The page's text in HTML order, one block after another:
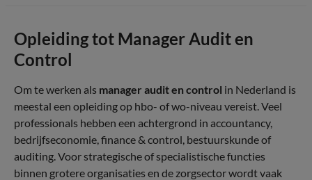
Opleiding tot Manager Audit en
Control
Om te werken als manager audit en control in Nederland is
meestal een opleiding op hbo- of wo-niveau vereist. Veel
professionals hebben een achtergrond in accountancy,
bedrijfseconomie, finance & control, bestuurskunde of
auditing. Voor strategische of specialistische functies
binnen grotere organisaties en de zorgsector wordt vaak